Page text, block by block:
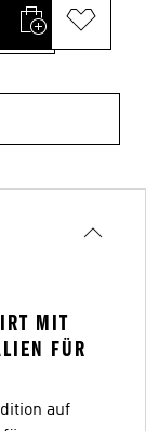
MIT
FÜR
auf